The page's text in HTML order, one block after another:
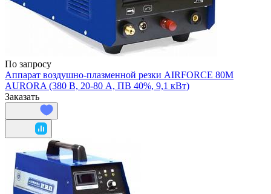
По запросу
Аппарат воздушно-плазменной резки AIRFORCE 80M
AURORA (380 В, 20-80 А, ПВ 40%, 9,1 кВт)
Заказать